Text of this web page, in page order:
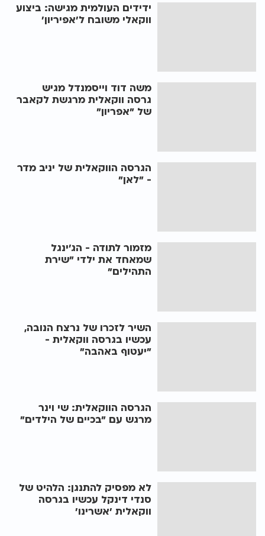
ידידים העולמית מגישה: ביצוע
ווקאלי משובח ל'אפיריון'
משה דוד וייסמנדל מגיש
גרסה ווקאלית מרגשת לקאבר
של "אפריון"
הגרסה הווקאלית של יניב מדר
- "לאן"
מזמור לתודה - הג'ינגל
שמאחד את ילדי "שירת
התהילים"
השיר לזכרו של נרצח הנובה,
עכשיו בגרסה ווקאלית -
"יעטוף באהבה"
הגרסה הווקאלית: שי וינר
מרגש עם "בכיים של הילדים"
לא מפסיק להתנגן: הלהיט של
סנדי דינקל עכשיו בגרסה
ווקאלית 'אשרינו'